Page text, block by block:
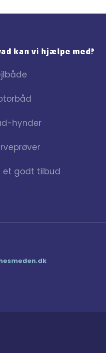
kan vi hjælpe med?
hynder
et godt tilbud